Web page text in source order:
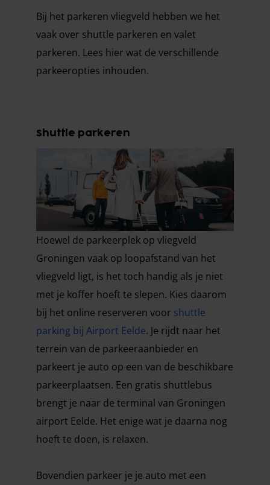
Bij het parkeren vliegveld hebben we het
vaak over shuttle parkeren en valet
parkeren. Lees hier wat de verschillende
parkeeropties inhouden.
Shuttle parkeren
Hoewel de parkeerplek op vliegveld
Groningen vaak op loopafstand van het
vliegveld ligt, is het toch handig als je niet
met je koffer hoeft te slepen. Kies daarom
bij het online reserveren voor shuttle
parking bij Airport Eelde. Je rijdt naar het
terrein van de parkeeraanbieder en
parkeert je auto op een van de beschikbare
parkeerplaatsen. Een gratis shuttlebus
brengt je naar de terminal van Groningen
airport Eelde. Het enige wat je daarna nog
hoeft te doen, is relaxen.
Bovendien parkeer je je auto met een